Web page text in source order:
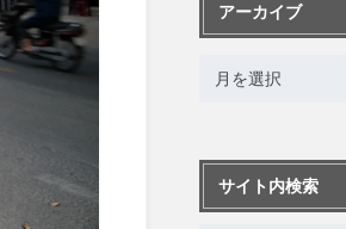
アーカイブ
サイト内検索